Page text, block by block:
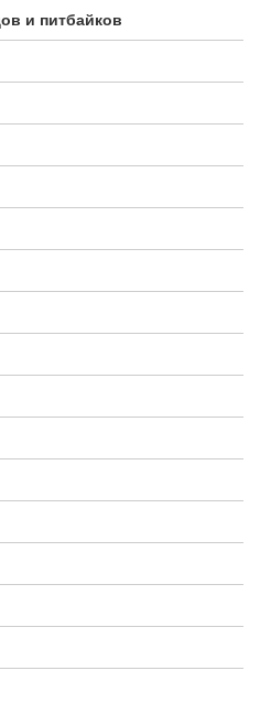
и питбайков